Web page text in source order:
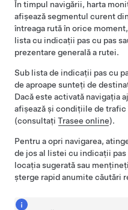
În timpul navigării, harta
afișează segmentul curent
întreaga rută în orice
lista cu indicații pas cu pas
prezentare generală a rutei.
Sub lista de indicații pas cu
de aproape sunteți de
Dacă este activată navigația
afișează și condițiile de trafic
(consultați Trasee online).
Pentru a opri navigarea,
de jos al listei cu indicații pas
locația sugerată sau
șterge rapid anumite căutări